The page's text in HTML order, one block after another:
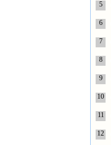
5
6
7
8
9
10
11
12